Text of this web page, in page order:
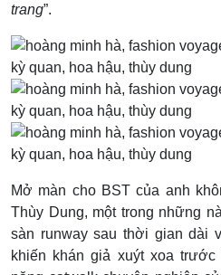
trang”.
Mở màn cho BST của anh
Thùy Dung, một trong những
sàn runway sau thời gian dài
khiến khán giả xuýt xoa